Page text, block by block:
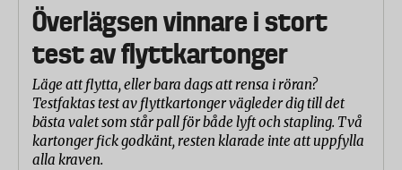
Överlägsen vinnare i stort
test av flyttkartonger
Läge att flytta, eller bara dags att rensa i röran?
Testfaktas test av flyttkartonger vägleder dig till det
bästa valet som står pall för både lyft och stapling. Två
kartonger fick godkänt, resten klarade inte att uppfylla
alla kraven.